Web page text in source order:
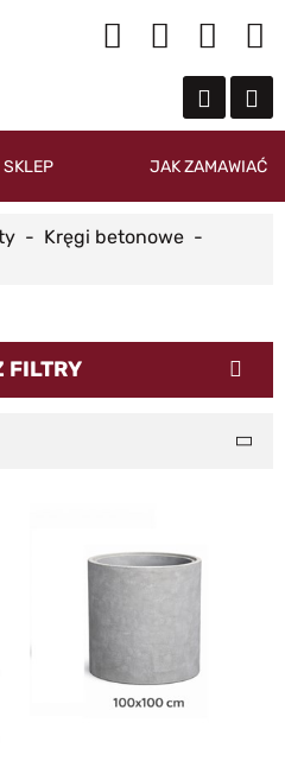
SKLEP JAK ZAMAWIAĆ
Kręgi betonowe
FILTRY